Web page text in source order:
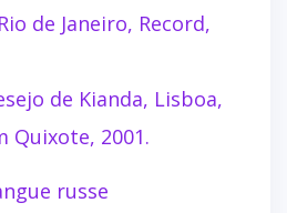
de Janeiro, Record,
de Kianda, Lisboa,
Quixote, 2001.
russe